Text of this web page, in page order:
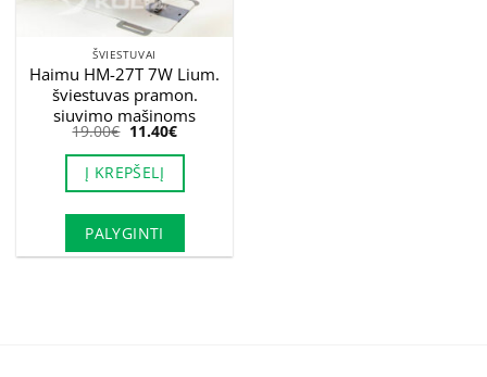
ŠVIESTUVAI
Haimu HM-27T 7W Lium.
šviestuvas pramon.
siuvimo mašinoms
19.00€ Original
was:
19.00€.
11.40€Current
is:
Į KREPŠELĮ
PALYGINTI